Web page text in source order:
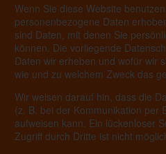
Wenn Sie diese Website
personenbezogene Daten
sind Daten, mit denen Sie
können. Die vorliegende
Daten wir erheben und wofür wir
wie und zu welchem Zweck das
Wir weisen darauf hin, dass die
(z. B. bei der Kommunikation per
aufweisen kann. Ein lückenloser
Zugriff durch Dritte ist nicht